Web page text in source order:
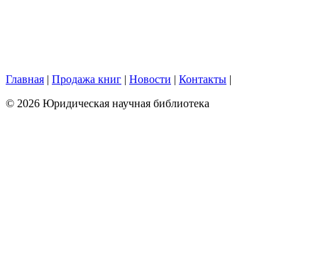
Главная | Продажа книг | Новости | Контакты |
© 2026 Юридическая научная библиотека